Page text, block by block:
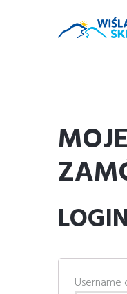
MOJE
Username